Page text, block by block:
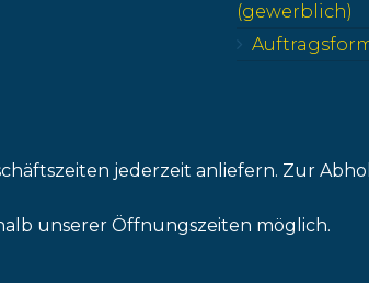
(gewerblich)
jederzeit anliefern. Zur
unserer Öffnungszeiten möglich.